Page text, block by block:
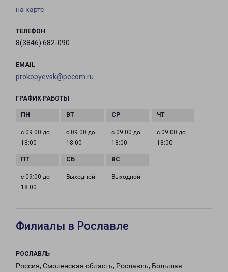
на карте
ТЕЛЕФОН
8(3846) 682-090
EMAIL
prokopyevsk@pecom.ru
ГРАФИК РАБОТЫ
с 09:00 до
18:00
с 09:00 до
18:00
с 09:00 до
18:00
с 09:00 до
18:00
с 09:00 до
18:00
Выходной Выходной
Филиалы в Рославле
РОСЛАВЛЬ
Россия, Смоленская область, Рославль, Большая